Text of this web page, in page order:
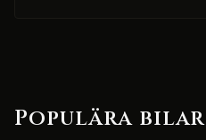
Populära bilar